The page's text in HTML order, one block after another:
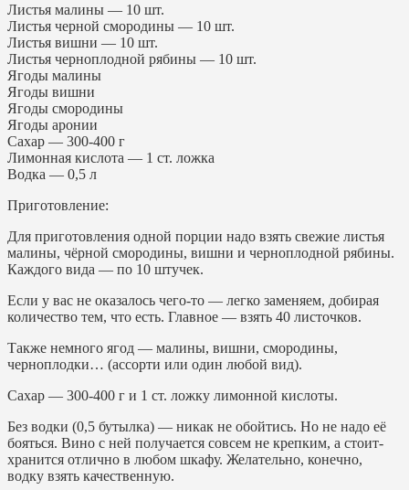
Листья малины — 10 шт.
Листья черной смородины — 10 шт.
Листья вишни — 10 шт.
Листья черноплодной рябины — 10 шт.
Ягоды малины
Ягоды вишни
Ягоды смородины
Ягоды аронии
Сахар — 300-400 г
Лимонная кислота — 1 ст. ложка
Водка — 0,5 л
Приготовление:
Для приготовления одной порции надо взять свежие листья
малины, чёрной смородины, вишни и черноплодной рябины.
Каждого вида — по 10 штучек.
Если у вас не оказалось чего-то — легко заменяем, добирая
количество тем, что есть. Главное — взять 40 листочков.
Также немного ягод — малины, вишни, смородины,
черноплодки… (ассорти или один любой вид).
Сахар — 300-400 г и 1 ст. ложку лимонной кислоты.
Без водки (0,5 бутылка) — никак не обойтись. Но не надо её
бояться. Вино с ней получается совсем не крепким, а стоит-
хранится отлично в любом шкафу. Желательно, конечно,
водку взять качественную.